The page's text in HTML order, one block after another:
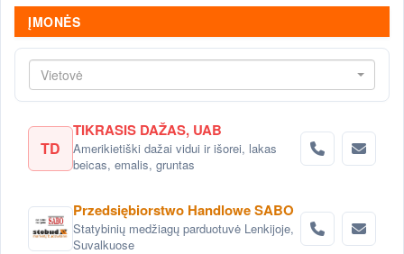
ĮMONĖS
Vietovė
TD
TIKRASIS DAŽAS, UAB
Amerikietiški dažai vidui ir išorei, lakas
beicas, emalis, gruntas
Przedsiębiorstwo Handlowe SABO
Statybinių medžiagų parduotuvė Lenkijoje,
Suvalkuose